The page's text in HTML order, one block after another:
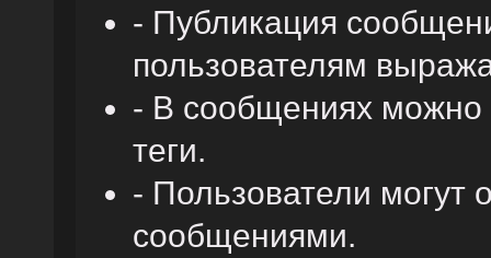
- Публикация
пользователям
- В сообщениях можно
теги.
- Пользователи могут
сообщениями.